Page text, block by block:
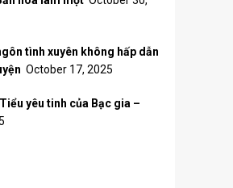
tình xuyên không hấp dẫn
October 17, 2025
yêu tinh của Bạc gia –